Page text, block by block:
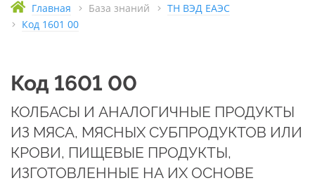
Главная База знаний
ТН ВЭД ЕАЭС
Код 1601 00
Код 1601 00
КОЛБАСЫ И АНАЛОГИЧНЫЕ ПРОДУКТЫ
ИЗ МЯСА, МЯСНЫХ СУБПРОДУКТОВ ИЛИ
КРОВИ, ПИЩЕВЫЕ ПРОДУКТЫ,
ИЗГОТОВЛЕННЫЕ НА ИХ ОСНОВЕ